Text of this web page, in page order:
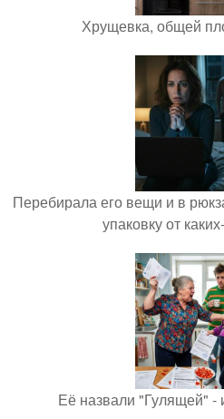
Хрущевка, общей
Перебирала его вещи и в
упаковку от
Её назвали "Гулящей" -